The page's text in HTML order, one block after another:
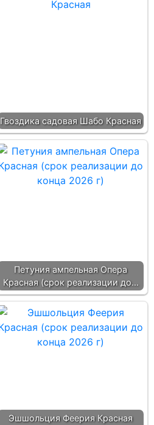
Гвоздика садовая Шабо Красная
Петуния ампельная Опера
Красная (срок реализации до…
Эшшольция Феерия Красная